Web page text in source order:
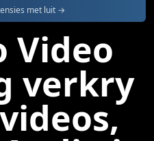
met luit →
Video
verkry